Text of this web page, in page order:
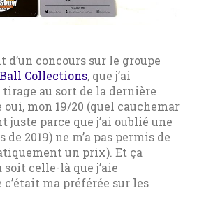
concours sur le groupe
Collections, que j’ai
au sort de la dernière
oui, mon 19/20 (quel cauchemar
juste parce que j’ai oublié une
2019) ne m’a pas permis de
un prix). Et ça
celle-là que j’aie
ma préférée sur les